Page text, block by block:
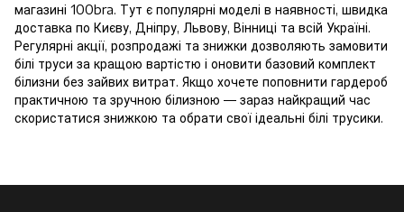
магазині 100bra. Тут є популярні моделі в наявності, швидка
доставка по Києву, Дніпру, Львову, Вінниці та всій Україні.
Регулярні акції, розпродажі та знижки дозволяють замовити
білі труси за кращою вартістю і оновити базовий комплект
білизни без зайвих витрат. Якщо хочете поповнити гардероб
практичною та зручною білизною — зараз найкращий час
скористатися знижкою та обрати свої ідеальні білі трусики.